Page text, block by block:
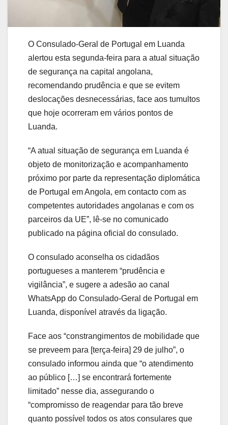
O Consulado-Geral de Portugal em Luanda
alertou esta segunda-feira para a atual situação
de segurança na capital angolana,
recomendando prudência e que se evitem
deslocações desnecessárias, face aos tumultos
que hoje ocorreram em vários pontos de
Luanda.
“A atual situação de segurança em Luanda é
objeto de monitorização e acompanhamento
próximo por parte da representação diplomática
de Portugal em Angola, em contacto com as
competentes autoridades angolanas e com os
parceiros da UE”, lê-se no comunicado
publicado na página oficial do consulado.
O consulado aconselha os cidadãos
portugueses a manterem “prudência e
vigilância”, e sugere a adesão ao canal
WhatsApp do Consulado-Geral de Portugal em
Luanda, disponível através da ligação.
Face aos “constrangimentos de mobilidade que
se preveem para [terça-feira] 29 de julho”, o
consulado informou ainda que “o atendimento
ao público […] se encontrará fortemente
limitado” nesse dia, assegurando o
“compromisso de reagendar para tão breve
quanto possível todos os atos consulares que